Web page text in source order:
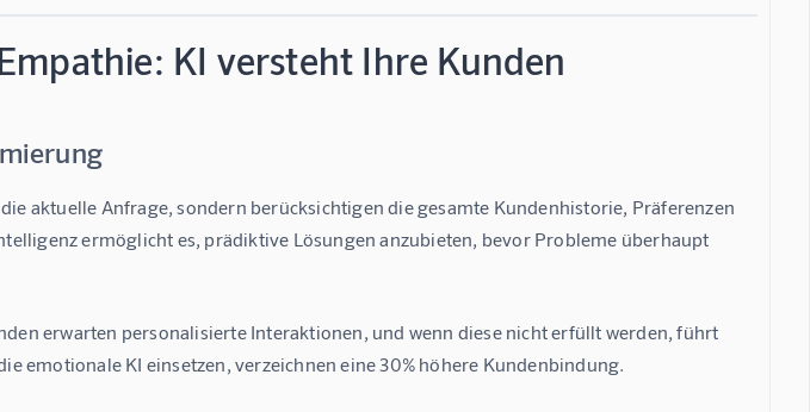
KI versteht Ihre Kunden
aktuelle Anfrage, sondern berücksichtigen die gesamte Kundenhistorie, Präferenzen
ermöglicht es, prädiktive Lösungen anzubieten, bevor Probleme überhaupt
erwarten personalisierte Interaktionen, und wenn diese nicht erfüllt werden, führt
emotionale KI einsetzen, verzeichnen eine 30% höhere Kundenbindung.